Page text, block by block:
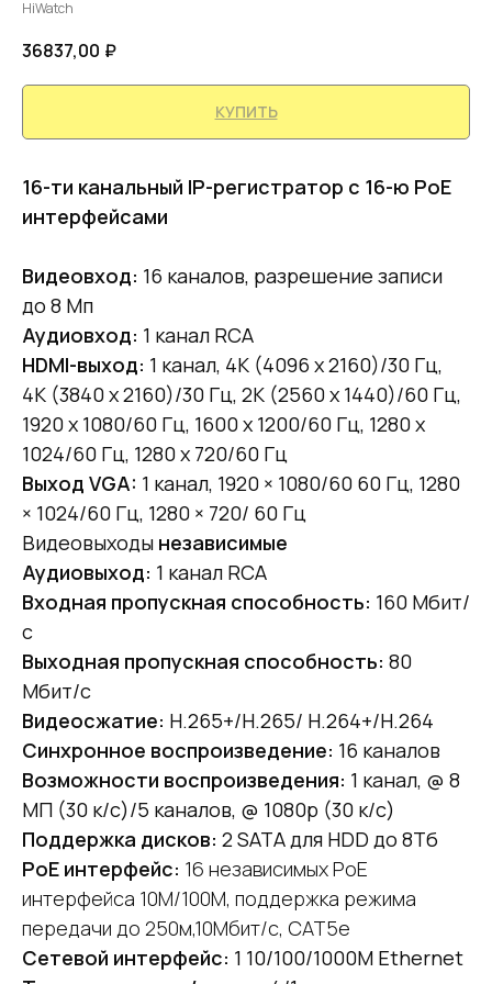
HiWatch
36837,00 ₽
КУПИТЬ
16-ти канальный IP-регистратор c 16-ю PoE
интерфейсами
Видеовход: 16 каналов, разрешение записи
до 8 Mп
Аудиовход: 1 канал RCA
HDMI-выход: 1 канал, 4K (4096 x 2160)/30 Гц,
4K (3840 x 2160)/30 Гц, 2K (2560 x 1440)/60 Гц,
1920 x 1080/60 Гц, 1600 x 1200/60 Гц, 1280 x
1024/60 Гц, 1280 x 720/60 Гц
Выход VGA: 1 канал, 1920 × 1080/60 60 Гц, 1280
× 1024/60 Гц, 1280 × 720/ 60 Гц
Видеовыходы независимые
Аудиовыход: 1 канал RCA
Входная пропускная способность: 160 Мбит/
с
Выходная пропускная способность: 80
Мбит/с
Видеосжатие: H.265+/H.265/ H.264+/H.264
Синхронное воспроизведение: 16 каналов
Возможности воспроизведения: 1 канал, @ 8
МП (30 к/с)/5 каналов, @ 1080p (30 к/с)
Поддержка дисков: 2 SATA для HDD до 8Тб
PoE интерфейс: 16 независимых PoE
интерфейса 10M/100M, поддержка режима
передачи до 250м,10Мбит/с, CAT5e
Сетевой интерфейс: 1 10/100/1000M Ethernet